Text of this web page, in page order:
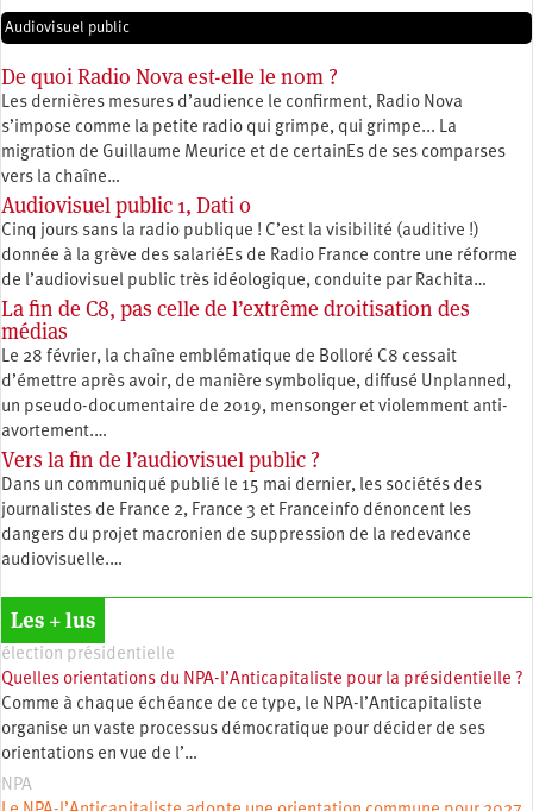
Audiovisuel public
De quoi Radio Nova est-elle le nom ?
Les dernières mesures d’audience le confirment, Radio Nova
s’impose comme la petite radio qui grimpe, qui grimpe... La
migration de Guillaume Meurice et de certainEs de ses comparses
vers la chaîne…
Audiovisuel public 1, Dati 0
Cinq jours sans la radio publique ! C’est la visibilité (auditive !)
donnée à la grève des salariéEs de Radio France contre une réforme
de l’audiovisuel public très idéologique, conduite par Rachita…
La fin de C8, pas celle de l’extrême droitisation des
médias
Le 28 février, la chaîne emblématique de Bolloré C8 cessait
d’émettre après avoir, de manière symbolique, diffusé Unplanned,
un pseudo-documentaire de 2019, mensonger et violemment anti-
avortement.…
Vers la fin de l’audiovisuel public ?
Dans un communiqué publié le 15 mai dernier, les sociétés des
journalistes de France 2, France 3 et Franceinfo dénoncent les
dangers du projet macronien de suppression de la redevance
audiovisuelle.…
Les + lus
élection présidentielle
Quelles orientations du NPA-l’Anticapitaliste pour la présidentielle ?
Comme à chaque échéance de ce type, le NPA-l’Anticapitaliste
organise un vaste processus démocratique pour décider de ses
orientations en vue de l’…
NPA